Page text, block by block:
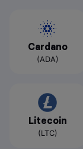
Cardano
(ADA)
Litecoin
(LTC)